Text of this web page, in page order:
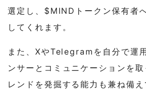
選定し、$MINDトークン保有者
してくれます。
また、XやTelegramを自分で運
ンサーとコミュニケーションを取
レンドを発掘する能力も兼ね備え